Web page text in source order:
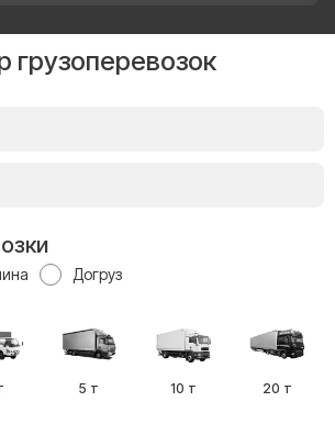
грузоперевозок
Догруз
5 т 10 т 20 т